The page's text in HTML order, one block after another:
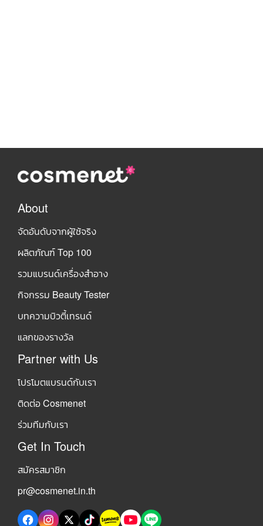
About
จัดอันดับจากผู้ใช้จริง
ผลิตภัณฑ์ Top 100
รวมแบรนด์เครื่องสำอาง
กิจกรรม Beauty Tester
บทความบิวตี้เทรนด์
แลกของรางวัล
Partner with Us
โปรโมตแบรนด์กับเรา
ติดต่อ Cosmenet
ร่วมทีมกับเรา
Get In Touch
สมัครสมาชิก
pr@cosmenet.in.th